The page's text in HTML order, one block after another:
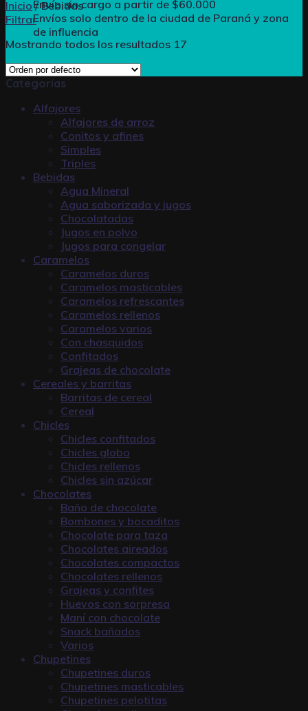
Envío sin cargo a partir de $60.000
Envíos solo dentro de la ciudad de Paraná y zona
de influencia
Inicio /Bebidas
Filtrar
Mostrando todos los resultados 17
Categorías
Alfajores
Alfajores de arroz
Conitos y afines
Simples
Triples
Bebidas
Agua Mineral
Agua saborizada y jugos
Chocolatadas
Jugos en polvo
Jugos para congelar
Caramelos
Caramelos duros
Caramelos masticables
Caramelos refrescantes
Caramelos rellenos
Caramelos varios
Con chasquidos
Confitados
Grajeas de chocolate
Cereales y barritas
Barritas de cereal
Cereal
Chicles
Chicles confitados
Chicles globo
Chicles rellenos
Chicles sin azúcar
Chocolates
Baño de chocolate
Bombones y bocaditos
Chocolate para taza
Chocolates aireados
Chocolates compactos
Chocolates rellenos
Grajeas y confites
Huevos con sorpresa
Maní con chocolate
Snack bañados
Varios
Chupetines
Chupetines duros
Chupetines masticables
Chupetines pelotitas